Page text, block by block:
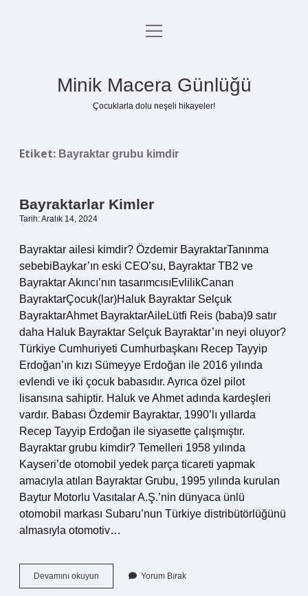
Anasayfa
menüyü
Minik Macera Günlüğü
Çocuklarla dolu neşeli hikayeler!
Etiket: Bayraktar grubu kimdir
Bayraktarlar Kimler
Tarih: Aralık 14, 2024
Bayraktar ailesi kimdir? Özdemir BayraktarTanınma
sebebiBaykar’ın eski CEO’su, Bayraktar TB2 ve
Bayraktar Akıncı’nın tasarımcısıEvlilikCanan
BayraktarÇocuk(lar)Haluk Bayraktar Selçuk
BayraktarAhmet BayraktarAileLütfi Reis (baba)9 satır
daha Haluk Bayraktar Selçuk Bayraktar’ın neyi oluyor?
Türkiye Cumhuriyeti Cumhurbaşkanı Recep Tayyip
Erdoğan’ın kızı Sümeyye Erdoğan ile 2016 yılında
evlendi ve iki çocuk babasıdır. Ayrıca özel pilot
lisansına sahiptir. Haluk ve Ahmet adında kardeşleri
vardır. Babası Özdemir Bayraktar, 1990’lı yıllarda
Recep Tayyip Erdoğan ile siyasette çalışmıştır.
Bayraktar grubu kimdir? Temelleri 1958 yılında
Kayseri’de otomobil yedek parça ticareti yapmak
amacıyla atılan Bayraktar Grubu, 1995 yılında kurulan
Baytur Motorlu Vasıtalar A.Ş.’nin dünyaca ünlü
otomobil markası Subaru’nun Türkiye distribütörlüğünü
almasıyla otomotiv…
Devamını okuyun Bayraktarlar
Kimler
Yorum Bırak